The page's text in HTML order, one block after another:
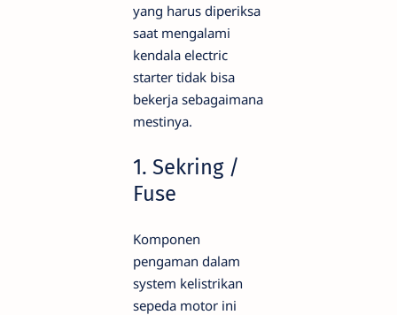
yang harus diperiksa
saat mengalami
kendala electric
starter tidak bisa
bekerja sebagaimana
mestinya.
1. Sekring /
Fuse
Komponen
pengaman dalam
system kelistrikan
sepeda motor ini